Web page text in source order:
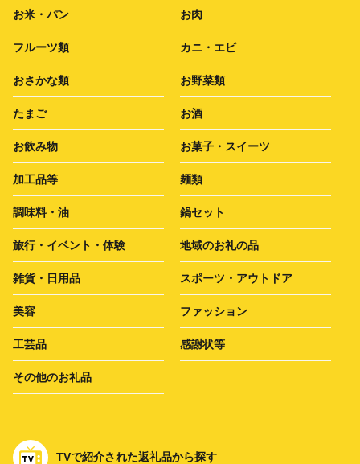
お米・パン お肉
フルーツ類 カニ・エビ
おさかな類 お野菜類
たまご お酒
お飲み物 お菓子・スイーツ
加工品等 麺類
調味料・油 鍋セット
旅行・イベント・体験 地域のお礼の品
雑貨・日用品 スポーツ・アウトドア
美容 ファッション
工芸品 感謝状等
その他のお礼品
TVで紹介された返礼品から探す